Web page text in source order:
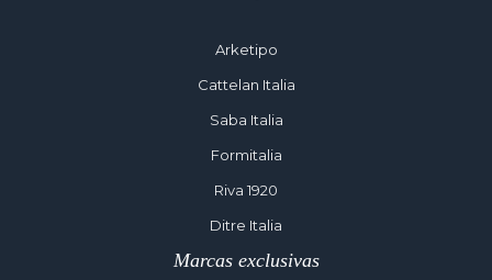
Arketipo
Cattelan Italia
Saba Italia
Formitalia
Riva 1920
Ditre Italia
Marcas exclusivas